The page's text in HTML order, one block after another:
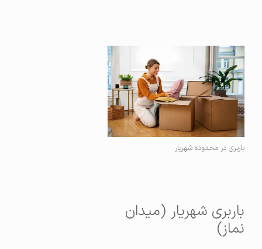
باربری در محدوده شهریار
باربری شهریار (میدان
نماز)